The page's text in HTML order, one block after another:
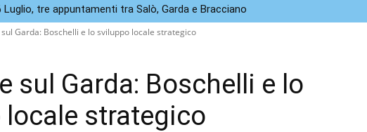
tre appuntamenti tra Salò, Garda e Bracciano
Garda: Boschelli e lo sviluppo locale strategico
sul Garda: Boschelli e lo
strategico